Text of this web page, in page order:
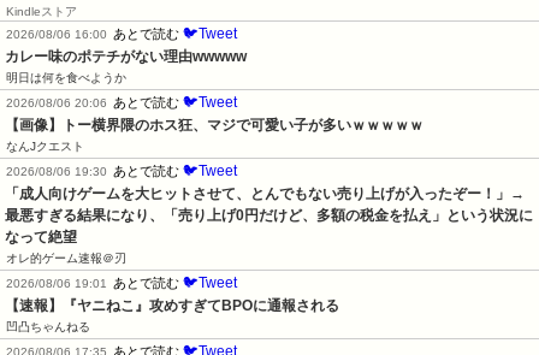
Kindleストア
2026/08/06 16:00
あとで読む 🐦Tweet
カレー味のポテチがない理由wwwww
明日は何を食べようか
2026/08/06 20:06
あとで読む 🐦Tweet
【画像】トー横界隈のホス狂、マジで可愛い子が多いｗｗｗｗｗ
なんJクエスト
2026/08/06 19:30
あとで読む 🐦Tweet
「成人向けゲームを大ヒットさせて、とんでもない売り上げが入ったぞー！」→
最悪すぎる結果になり、「売り上げ0円だけど、多額の税金を払え」という状況に
なって絶望
オレ的ゲーム速報＠刃
2026/08/06 19:01
あとで読む 🐦Tweet
【速報】『ヤニねこ』攻めすぎてBPOに通報される
凹凸ちゃんねる
2026/08/06 17:35
あとで読む 🐦Tweet